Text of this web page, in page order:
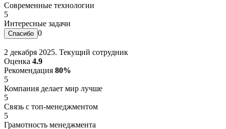
Современные технологии
5
Интересные задачи
0
2 декабря 2025. Текущий сотрудник
Оценка 4.9
Рекомендация 80%
5
Компания делает мир лучше
5
Связь с топ-менеджментом
5
Грамотность менеджмента